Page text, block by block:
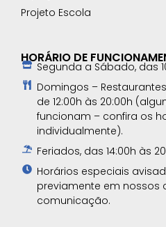
Projeto Escola
HORÁRIO DE
Segunda a Sábado, das
Domingos –
de 12:00h às 20:00h
funcionam – confira os
individualmente).
Feriados, das 14:00h às
Horários especiais
previamente em nossos
comunicação.​